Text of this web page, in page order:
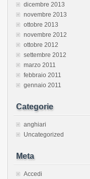
dicembre 2013
novembre 2013
ottobre 2013
novembre 2012
ottobre 2012
settembre 2012
marzo 2011
febbraio 2011
gennaio 2011
Categorie
anghiari
Uncategorized
Meta
Accedi